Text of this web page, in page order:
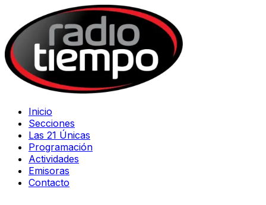
Inicio
Secciones
Las 21 Únicas
Programación
Actividades
Emisoras
Contacto